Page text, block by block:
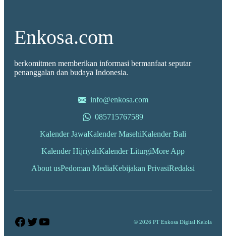
Enkosa.com
berkomitmen memberikan informasi bermanfaat seputar
penanggalan dan budaya Indonesia.
info@enkosa.com
085715767589
Kalender JawaKalender MasehiKalender Bali
Kalender HijriyahKalender LiturgiMore App
About usPedoman MediaKebijakan PrivasiRedaksi
Facebook
Twitter
YouTube © 2026 PT Enkosa Digital Kelola